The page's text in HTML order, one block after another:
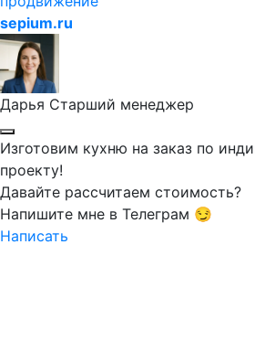
sepium.ru
Дарья Старший менеджер
Изготовим кухню на заказ по
проекту!
Давайте рассчитаем стоимость?
Напишите мне в Телеграм 😏
Написать